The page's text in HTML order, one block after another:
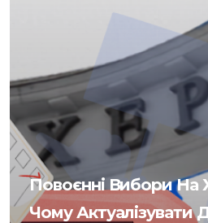
Повоєнні Вибори На
Чому Актуалізувати